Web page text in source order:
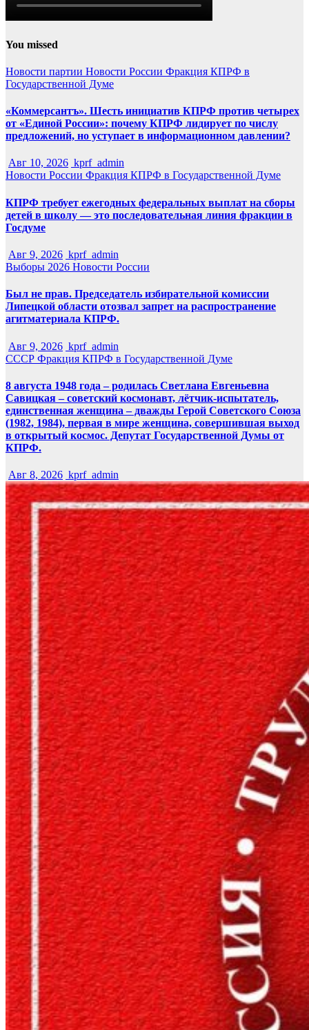
You missed
Новости партии Новости России Фракция КПРФ в
Государственной Думе
«Коммерсантъ». Шесть инициатив КПРФ против четырех
от «Единой России»: почему КПРФ лидирует по числу
предложений, но уступает в информационном давлении?
Авг 10, 2026 kprf_admin
Новости России Фракция КПРФ в Государственной Думе
КПРФ требует ежегодных федеральных выплат на сборы
детей в школу — это последовательная линия фракции в
Госдуме
Авг 9, 2026 kprf_admin
Выборы 2026 Новости России
Был не прав. Председатель избирательной комиссии
Липецкой области отозвал запрет на распространение
агитматериала КПРФ.
Авг 9, 2026 kprf_admin
СССР Фракция КПРФ в Государственной Думе
8 августа 1948 года – родилась Светлана Евгеньевна
Савицкая – советский космонавт, лётчик-испытатель,
единственная женщина – дважды Герой Советского Союза
(1982, 1984), первая в мире женщина, совершившая выход
в открытый космос. Депутат Государственной Думы от
КПРФ.
Авг 8, 2026 kprf_admin